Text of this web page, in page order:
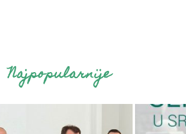
Najpopularnije